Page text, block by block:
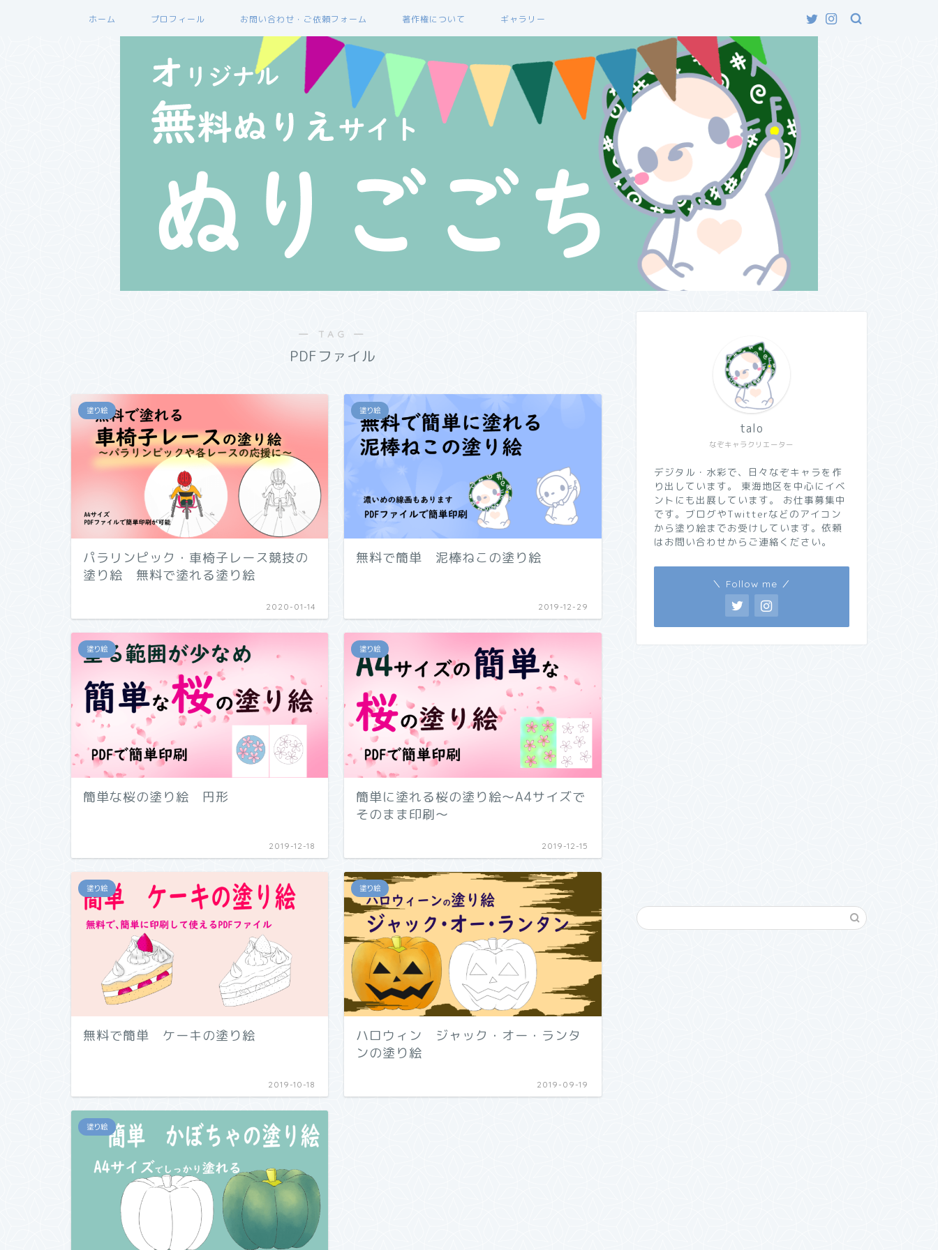
ホーム プロフィール お問い合わせ・ご依頼フォーム 著作権について ギャラリー
― TAG ―
PDFファイル
塗り絵
パラリンピック・車椅子レース競技の
塗り絵 無料で塗れる塗り絵
2020-01-14
塗り絵
無料で簡単 泥棒ねこの塗り絵
2019-12-29
塗り絵
簡単な桜の塗り絵 円形
2019-12-18
塗り絵
簡単に塗れる桜の塗り絵～A4サイズで
そのまま印刷～
2019-12-15
塗り絵
無料で簡単 ケーキの塗り絵
2019-10-18
塗り絵
ハロウィン ジャック・オー・ランタ
ンの塗り絵
2019-09-19
塗り絵
なぞキャラクリエーター
talo
デジタル・水彩で、日々なぞキャラを作
り出しています。 東海地区を中心にイベ
ントにも出展しています。 お仕事募集中
です。ブログやTwitterなどのアイコン
から塗り絵までお受けしています。依頼
はお問い合わせからご連絡ください。
＼ Follow me ／